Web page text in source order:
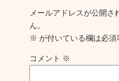
メールアドレスが公開さ
ん。
※ が付いている欄は必須
コメント ※